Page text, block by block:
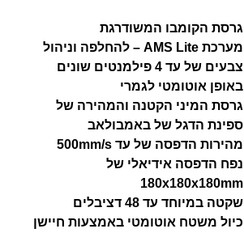
גרסת הקומבו המשודרגת
מערכת AMS Lite – להחלפה וניהול
צבעים של עד 4 פילמנטים שונים
באופן אוטומטי לגמרי
גרסת המיני הקטנה והמהירה של
ספינת הדגל של באמבולאב
מהירות הדפסה של עד 500mm/s
נפח הדפסה אידיאלי של
180x180x180mm
שקטה במיוחד עד 48 דציבלים
כיול משטח אוטומטי באמצעות חיישן